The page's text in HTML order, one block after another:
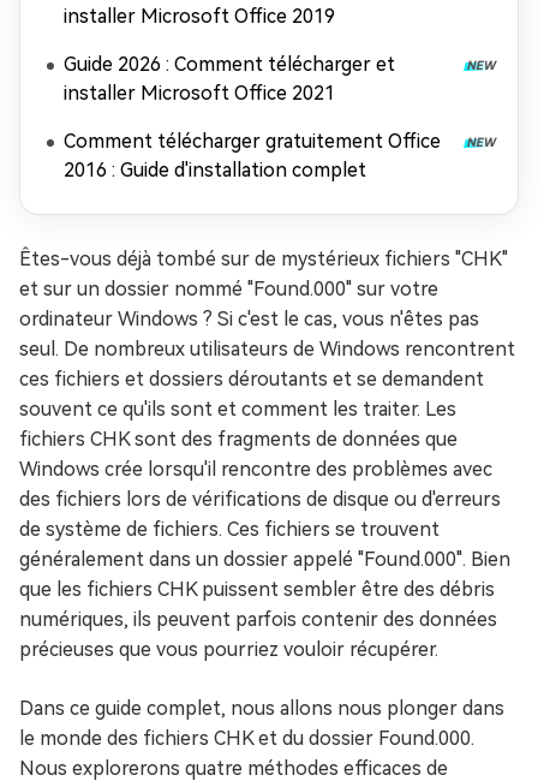
installer Microsoft Office 2019
Guide 2026 : Comment télécharger et
installer Microsoft Office 2021
Comment télécharger gratuitement Office
2016 : Guide d'installation complet
Êtes-vous déjà tombé sur de mystérieux fichiers "CHK"
et sur un dossier nommé "Found.000" sur votre
ordinateur Windows ? Si c'est le cas, vous n'êtes pas
seul. De nombreux utilisateurs de Windows rencontrent
ces fichiers et dossiers déroutants et se demandent
souvent ce qu'ils sont et comment les traiter. Les
fichiers CHK sont des fragments de données que
Windows crée lorsqu'il rencontre des problèmes avec
des fichiers lors de vérifications de disque ou d'erreurs
de système de fichiers. Ces fichiers se trouvent
généralement dans un dossier appelé "Found.000". Bien
que les fichiers CHK puissent sembler être des débris
numériques, ils peuvent parfois contenir des données
précieuses que vous pourriez vouloir récupérer.
Dans ce guide complet, nous allons nous plonger dans
le monde des fichiers CHK et du dossier Found.000.
Nous explorerons quatre méthodes efficaces de